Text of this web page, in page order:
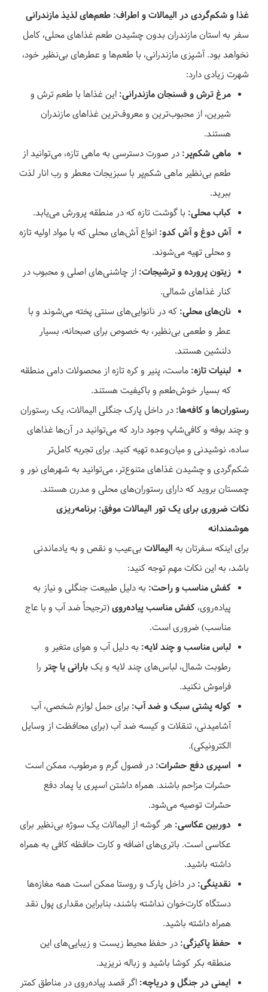
غذا و شکم‌گردی در الیمالات و اطراف: طعم‌های لذیذ مازندرانی
سفر به استان مازندران بدون چشیدن طعم غذاهای محلی، کامل
نخواهد بود. آشپزی مازندرانی، با طعم‌ها و عطرهای بی‌نظیر خود،
شهرت زیادی دارد:
مرغ ترش و فسنجان مازندرانی: این غذاها با طعم ترش و
شیرین، از محبوب‌ترین و معروف‌ترین غذاهای مازندران
هستند.
ماهی شکم‌پر: در صورت دسترسی به ماهی تازه، می‌توانید از
طعم بی‌نظیر ماهی شکم‌پر با سبزیجات معطر و رب انار لذت
ببرید.
کباب محلی: با گوشت تازه که در منطقه پرورش می‌یابد.
آش دوغ و آش کدو: انواع آش‌های محلی که با مواد اولیه تازه
و محلی تهیه می‌شوند.
زیتون پرورده و ترشیجات: از چاشنی‌های اصلی و محبوب در
کنار غذاهای شمالی.
نان‌های محلی: که در نانوایی‌های سنتی پخته می‌شوند و با
عطر و طعمی بی‌نظیر، به خصوص برای صبحانه، بسیار
دلنشین هستند.
لبنیات تازه: ماست، پنیر و کره تازه از محصولات دامی منطقه
که بسیار خوش‌طعم و باکیفیت هستند.
رستوران‌ها و کافه‌ها: در داخل پارک جنگلی الیمالات، یک رستوران
و چند بوفه و کافی‌شاپ وجود دارد که می‌توانید در آن‌ها غذاهای
ساده، نوشیدنی و میان‌وعده تهیه کنید. برای تجربه کامل‌تر
شکم‌گردی و چشیدن غذاهای متنوع‌تر، می‌توانید به شهرهای نور و
چمستان بروید که دارای رستوران‌های محلی و مدرن هستند.
نکات ضروری برای یک تور الیمالات موفق: برنامه‌ریزی
هوشمندانه
برای اینکه سفرتان به الیمالات بی‌عیب و نقص و به یادماندنی
باشد، به این نکات مهم توجه کنید:
کفش مناسب و راحت: به دلیل طبیعت جنگلی و نیاز به
پیاده‌روی، کفش مناسب پیاده‌روی(ترجیحاً ضد آب و با عاج
مناسب) ضروری است.
لباس مناسب و چند لایه: به دلیل آب و هوای متغیر و
رطوبت شمال، لباس‌های چند لایه و یکبارانی یا چتر را
فراموش نکنید.
کوله پشتی سبک و ضد آب: برای حمل لوازم شخصی، آب
آشامیدنی، تنقلات و کیسه ضد آب (برای محافظت از وسایل
الکترونیکی).
اسپری دفع حشرات: در فصول گرم و مرطوب، ممکن است
حشرات مزاحم باشند. همراه داشتن اسپری یا پماد دفع
حشرات توصیه می‌شود.
دوربین عکاسی: هر گوشه از الیمالات یک سوژه بی‌نظیر برای
عکاسی است. باتری‌های اضافه و کارت حافظه کافی به همراه
داشته باشید.
نقدینگی: در داخل پارک و روستا ممکن است همه مغازه‌ها
دستگاه کارت‌خوان نداشته باشند، بنابراین مقداری پول نقد
همراه داشته باشید.
حفظ پاکیزگی: در حفظ محیط زیست و زیبایی‌های این
منطقه بکر کوشا باشید و زباله نریزید.
ایمنی در جنگل و دریاچه: اگر قصد پیاده‌روی در مناطق کمتر